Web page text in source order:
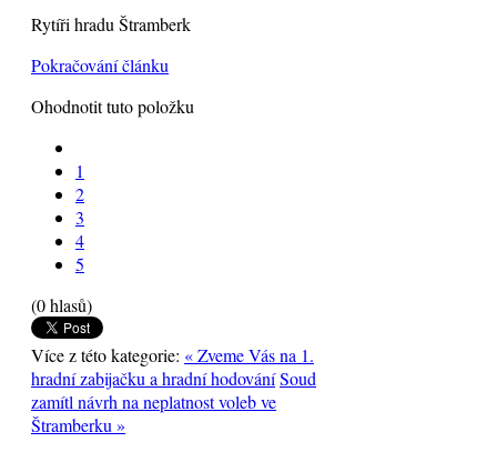
Rytíři hradu Štramberk
Pokračování článku
Ohodnotit tuto položku
1
2
3
4
5
(0 hlasů)
Více z této kategorie: « Zveme Vás na 1.
hradní zabijačku a hradní hodováníSoud
zamítl návrh na neplatnost voleb ve
Štramberku »